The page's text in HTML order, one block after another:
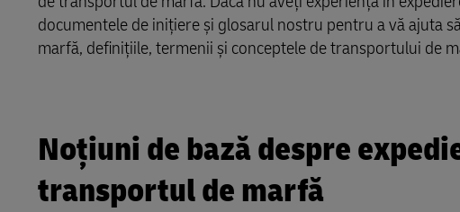
MyGTS
Aflați detalii despre portaluri
LifeTrack
Aflați detalii despre portaluri
documentele de inițiere și glosarul nostru pentru a vă ajuta
marfă, definițiile, termenii și conceptele de transportului de
Noțiuni de bază despre
transportul de marfă